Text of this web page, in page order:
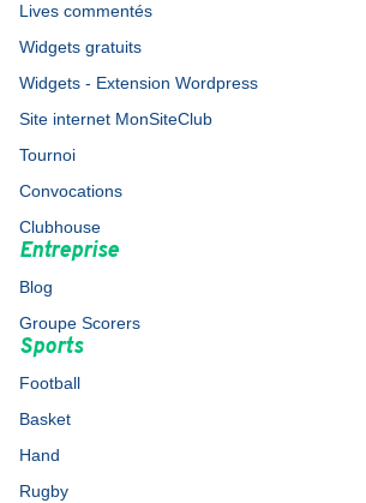
Lives commentés
Widgets gratuits
Widgets - Extension Wordpress
Site internet MonSiteClub
Tournoi
Convocations
Clubhouse
Entreprise
Blog
Groupe Scorers
Sports
Football
Basket
Hand
Rugby